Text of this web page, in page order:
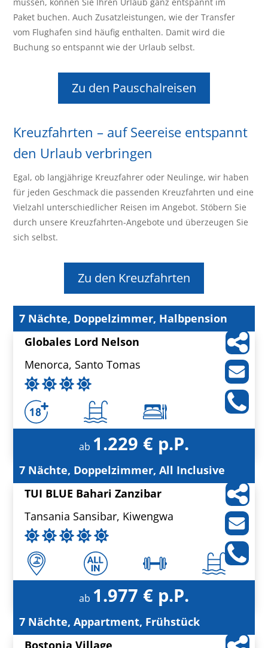
Paket buchen. Auch Zusatzleistungen, wie der Transfer
vom Flughafen sind häufig enthalten. Damit wird die
Buchung so entspannt wie der Urlaub selbst.
Zu den Pauschalreisen
Kreuzfahrten – auf Seereise entspannt
den Urlaub verbringen
Egal, ob langjährige Kreuzfahrer oder Neulinge, wir haben
für jeden Geschmack die passenden Kreuzfahrten und eine
Vielzahl unterschiedlicher Reisen im Angebot. Stöbern Sie
durch unsere Kreuzfahrten-Angebote und überzeugen Sie
sich selbst.
Zu den Kreuzfahrten
7 Nächte, Doppelzimmer, Halbpension
Globales Lord Nelson
Menorca, Santo Tomas
ab 1.229 € p.P.
7 Nächte, Doppelzimmer, All Inclusive
TUI BLUE Bahari Zanzibar
Tansania Sansibar, Kiwengwa
ab 1.977 € p.P.
7 Nächte, Appartment, Frühstück